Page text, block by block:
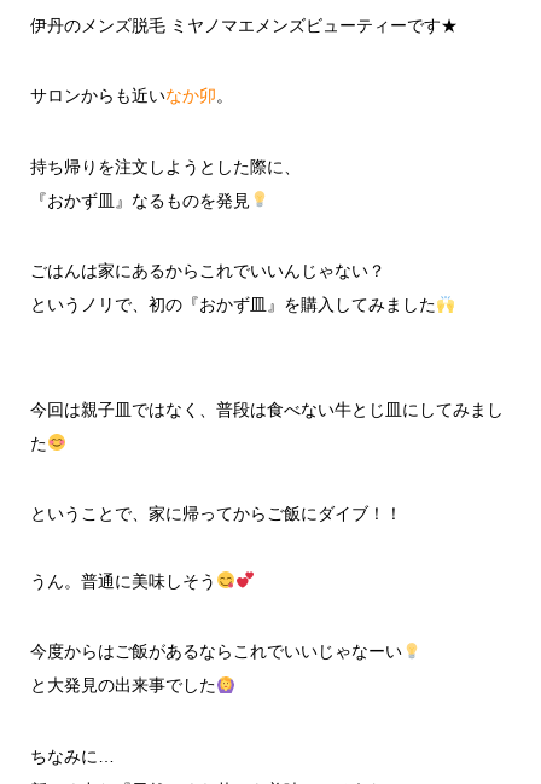
伊丹のメンズ脱毛 ミヤノマエメンズビューティーです★
サロンからも近いなか卯。
持ち帰りを注文しようとした際に、
『おかず皿 』なるものを発見
ごはんは家にあるからこれでいいんじゃない？
というノリで、初の『おかず皿 』を購入してみました
今回は親子皿ではなく、普段は食べない牛とじ皿にしてみまし
た
ということで、家に帰ってからご飯にダイブ！！
うん。普通に美味しそう
今度からはご飯があるならこれでいいじゃなーい
と大発見の出来事でした
ちなみに…